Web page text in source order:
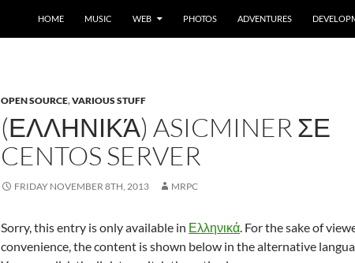
HOME MUSIC WEB PHOTOS ADVENTURES
OPEN SOURCE,VARIOUS STUFF
(ΕΛΛΗΝΙΚΆ) ASICMINER ΣΕ
CENTOS SERVER
FRIDAY NOVEMBER 8TH, 2013 MRPC
Sorry, this entry is only available in Ελληνικά. For the sake of
convenience, the content is shown below in the alternative